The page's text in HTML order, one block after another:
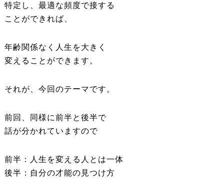
特定し、最適な頻度で接する
ことができれば、
年齢関係なく人生を大きく
変えることができます。
それが、今回のテーマです。
前回、同様に前半と後半で
話が分かれていますので
前半：人生を変える人とは一体
後半：自分の才能の見つけ方